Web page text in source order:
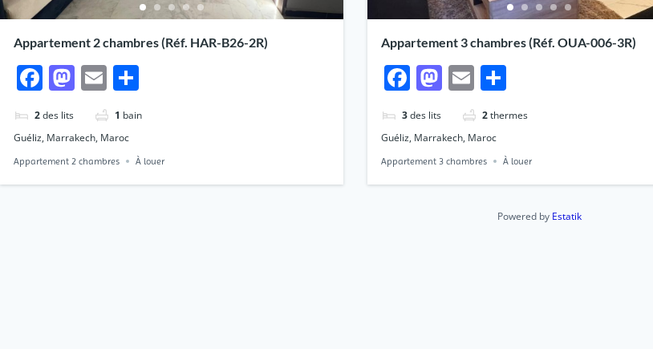
Appartement 2 chambres (Réf. HAR-B26-2R)
Facebook
Mastodon
Email
2des lits 1 bain
Guéliz, Marrakech, Maroc
Appartement 2 chambres À louer
Appartement 3 chambres (Réf. OUA-006-3R)
Facebook
Mastodon
Email
3des lits 2thermes
Guéliz, Marrakech, Maroc
Appartement 3 chambres À louer
Powered by Estatik